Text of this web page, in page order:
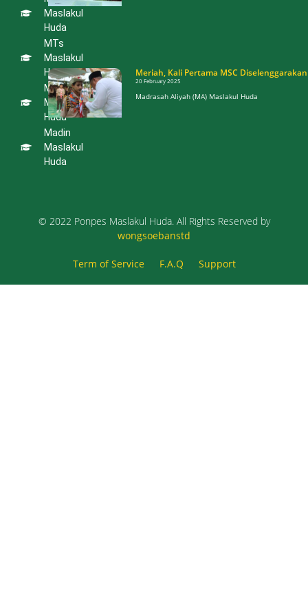
Maslakul
Huda
MTs
Maslakul
Huda
MA
Maslakul
Huda
Madin
Maslakul
Huda
Sama
dengan
UIN Kiai
Haji
Achmad
Siddiq
Jember
10 January 2026
Lamongan –
Pondok
Pesantren
Maslakul
Meriah, Kali
Pertama MSC
Diselenggarakan
Meriah, Kali Pertama MSC Diselenggarakan
20 February 2025
Madrasah Aliyah (MA) Maslakul Huda
© 2022 Ponpes Maslakul Huda. All Rights Reserved by
wongsoebanstd
Term of Service F.A.Q Support